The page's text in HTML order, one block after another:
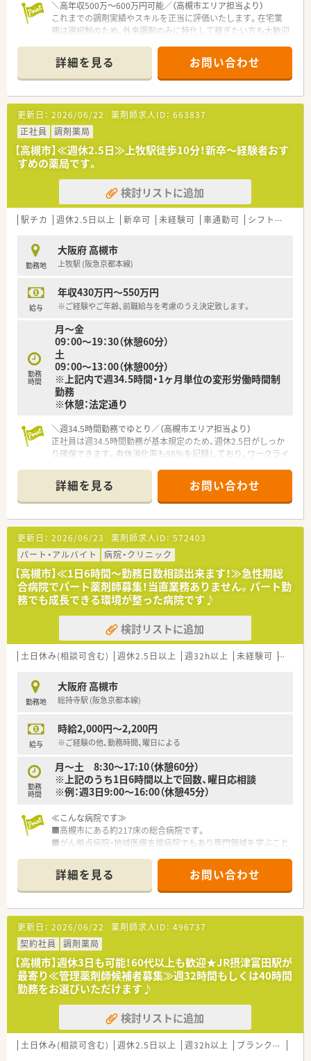
＼高年収500万〜600万円可能／（高槻市エリア担当より）
これまでの調剤実績やスキルを正当に評価いたします。在宅業
務は選択制のため、外来調剤のみに特化して稼ぎたい方も大歓迎
＊------------------------------------------
【店舗情報と応需状況について】
■JR東海道本線の高槻駅からお車で8分ほどの、閑静な住宅街が
広がる落ち着いたエリアに位置している調剤薬局です。
■近隣の田崎医院より内科や小児科の処方箋をメインに応需し
ており、地域密着型として住民の皆様から親しまれています。
■1日あたりの処方箋枚数は平均70枚となっており、複数科目の
多種多様な処方にじっくりと触れられる環境です。
【想定される業務内容】
■門前医院や周辺の医療機関から届く多科目の処方箋に基づき、
正確な調剤業務やスピーディーな監査業務の実務全般を行いま
す。
■お越しいただいたリピーターの患者様に対して、お薬の正しい
■店舗では高齢者向けの施設在宅業務も手がけていますが、ご希
望や適性に応じて外来対応のみに専念することも可能です。
■店舗には正社員薬剤師2名とパート薬剤師2名が在籍してお
り、常時複数名体制のゆとりある人員配置を徹底しています。
いるため、薬剤師としての本来の専門業務に深く集中できます。
■少人数ならではの風通しの良さがあり、スタッフ同士がいつも
笑顔で助け合いながら業務をこなすアットホームな薬局です。
詳細を見る お問い合わせ
更新日： 2026/06/22 薬剤師求人ID： 663837
正社員
調剤薬局
【高槻市】≪週休2.5日≫上牧駅徒歩10分！新卒～経験者おす
すめの薬局です。
検討リストに追加
駅チカ 週休2.5日以上 新卒可 未経験可 車通勤可 シフト制
勤務地
大阪府 高槻市
上牧駅 (阪急京都本線)
給与
年収430万円～550万円
※ご経験やご年齢、前職給与を考慮のうえ決定致します。
勤務
時間
月～金
09：00～19：30（休憩60分）
土
09：00～13：00（休憩00分）
※上記内で週34.5時間・1ヶ月単位の変形労働時間制
勤務
※休憩：法定通り
＼週34.5時間勤務でゆとり／（高槻市エリア担当より）
正社員は週34.5時間勤務が基本規定のため、週休2.5日がしっか
り確保できます。有休消化率も98％を記録しており、ワークライ
＊------------------------------------------＊
【店舗情報と応需状況について】
■阪急京都本線の上牧駅から徒歩10分ほどの場所にあり、高槻
から島本エリアにおいて地域住民から絶大な人気を誇る調剤薬
局です。
■門前にある藤井内科医院より内科の処方箋をメインに受理し
ており、1日あたり40枚から50枚ほどを安定して応需していま
す。
■外来調剤を主軸としながら地域でトップクラスの在宅医療を
手がけており、多くの医療機関や施設と深く連携している店舗で
す。
【想定される業務内容】
■処方箋に基づいた正確な調剤をはじめ、最新のシステムを用い
■内科の専門的なお薬の管理を行いながら、複数のクリニックや
高齢者施設を対象とした計画的な在宅医療業務を担当します。
■「薬を減らしてくれる薬局」という高い目標を全員で掲げ、多
す。
■新卒採用を積極的におこなっているため20代の若い薬剤師が
多く、非常に活気に満ちあふれた明るい職場環境が特徴です。
■中途入社の方に対してはベテランであっても6ヶ月間の手厚い
す。
■2店舗以上かつ3名以上が集まる食事会に対しては、月に1回1
人あたり3,000円の費用を会社が全額補助してくれる風土です。
詳細を見る お問い合わせ
更新日： 2026/06/23 薬剤師求人ID： 572403
パート・アルバイト
病院・クリニック
【高槻市】≪1日6時間～勤務日数相談出来ます！≫急性期総
合病院でパート薬剤師募集！当直業務ありません。パート勤
務でも成長できる環境が整った病院です♪
検討リストに追加
土日休み(相談可含む) 週休2.5日以上 週32h以上 未経験可 ブラン
勤務地
大阪府 高槻市
総持寺駅 (阪急京都本線)
給与
時給2,000円～2,200円
※ご経験の他、勤務時間、曜日による
勤務
時間
月～土 8:30～17:10（休憩60分）
※上記のうち1日6時間以上で回数、曜日応相談
※例：週3日9:00～16:00（休憩45分）
≪こんな病院です≫
■高槻市にある約217床の総合病院です。
■がん拠点病院・地域医療支援病院でもあり専門領域を学ぶこと
法、緩和ケア等）を開催しています。
■学薬物療法認定薬剤師、外来がん治療認定薬剤師をはじめとし
た各種認定資格を持った薬剤師も複数名在籍しています。
■調剤、注射混注、病棟業務など、1ヶ月のローテションでシフト
を組んでいますので、急性期病院の業務の多くを早いタイミング
で経験できます。病院薬剤師として飛躍の場としておすすめし
ます。
≪業務内容≫
■調剤業務（電子カルテシステムに連動した調剤支援システムを
導入）
■混注業務（抗がん剤、ＴＰＮ）
■病棟業務（全病棟に薬剤師が常駐）
■チーム医療への参画（がん治療・化学療法委員会、レジメン管理
詳細を見る お問い合わせ
更新日： 2026/06/22 薬剤師求人ID： 496737
契約社員
調剤薬局
【高槻市】週休3日も可能！60代以上も歓迎★JR摂津富田駅が
最寄り≪管理薬剤師候補者募集≫週32時間もしくは40時間
勤務をお選びいただけます♪
検討リストに追加
土日休み(相談可含む) 週休2.5日以上 週32h以上 ブランク可